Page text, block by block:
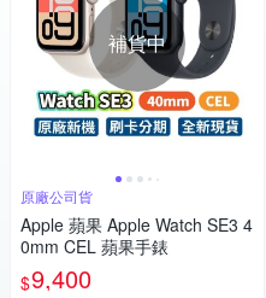
補貨中
原廠公司貨
Apple 蘋果 Apple Watch SE3 4
0mm CEL 蘋果手錶
$9,400